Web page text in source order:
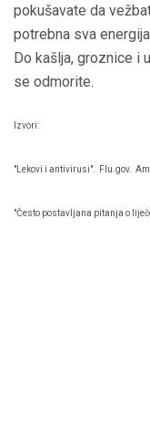
pokušavate da
potrebna sva
Do kašlja, groznice i
se odmorite.
Izvori:
"Lekovi i antivirusi". Flu.gov.
"Često postavljana pitanja o